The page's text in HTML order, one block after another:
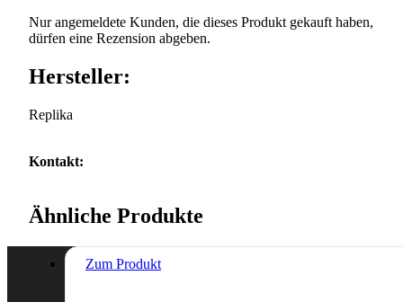
Nur angemeldete Kunden, die dieses Produkt gekauft haben,
dürfen eine Rezension abgeben.
Hersteller:
Replika
Kontakt:
Ähnliche Produkte
Zum Produkt